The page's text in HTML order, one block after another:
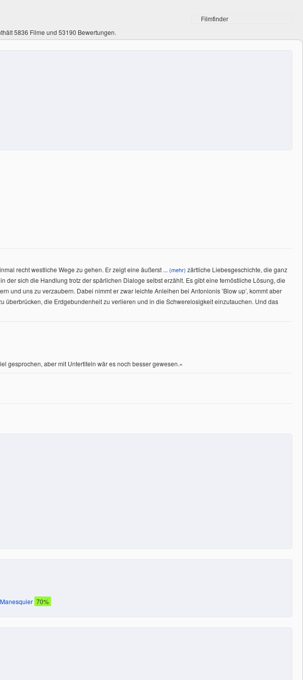
5836 Filme und 53190 Bewertungen.
recht westliche Wege zu gehen. Er zeigt eine äußerst ... (mehr) zärtliche Liebesgeschichte, die ganz
sich die Handlung trotz der spärlichen Dialoge selbst erzählt. Es gibt eine fernöstliche Lösung, die
uns zu verzaubern. Dabei nimmt er zwar leichte Anleihen bei Antonionis ’Blow up’, kommt aber
die Erdgebundenheit zu verlieren und in die Schwerelosigkeit einzutauchen. Und das
gesprochen, aber mit Untertiteln wär es noch besser gewesen.«
70%